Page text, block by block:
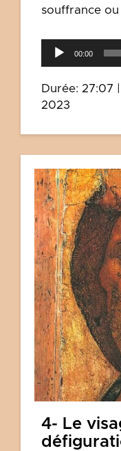
souffrance ou
00:00
Durée: 27:07
2023
4- Le